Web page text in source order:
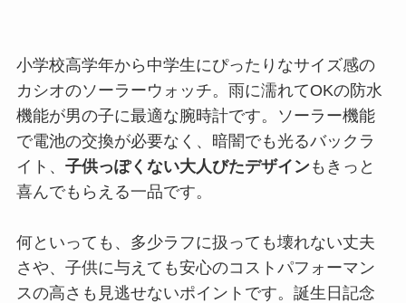
小学校高学年から中学生にぴったりなサイズ感の
カシオのソーラーウォッチ。雨に濡れてOKの防水
機能が男の子に最適な腕時計です。ソーラー機能
で電池の交換が必要なく、暗闇でも光るバックラ
イト、 子供っぽくない大人びたデザインもきっと
喜んでもらえる一品です。
何といっても、多少ラフに扱っても壊れない丈夫
さや、子供に与えても安心のコストパフォーマン
スの高さも見逃せないポイントです。誕生日記念